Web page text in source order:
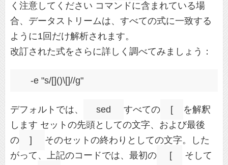
く注意してください コマンドに含まれている場
合、データストリームは、すべての式に一致する
ように1回だけ解析されます。
改訂された式をさらに詳しく調べてみましょう：
デフォルトでは、 sed すべての [
を解釈
します セットの先頭としての文字、および最後
の
]
そのセットの終わりとしての文字。した
がって、上記のコードでは、最初の
[
そして